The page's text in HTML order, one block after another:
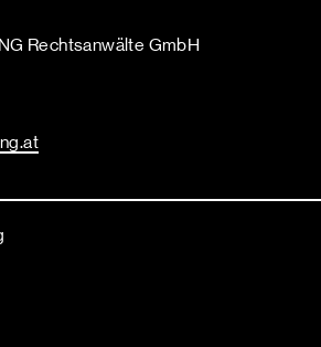
Rechtsanwälte GmbH
.at